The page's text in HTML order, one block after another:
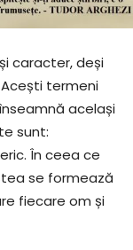
caracter, deși
termeni
același
sunt:
În ceea ce
se formează
fiecare om și